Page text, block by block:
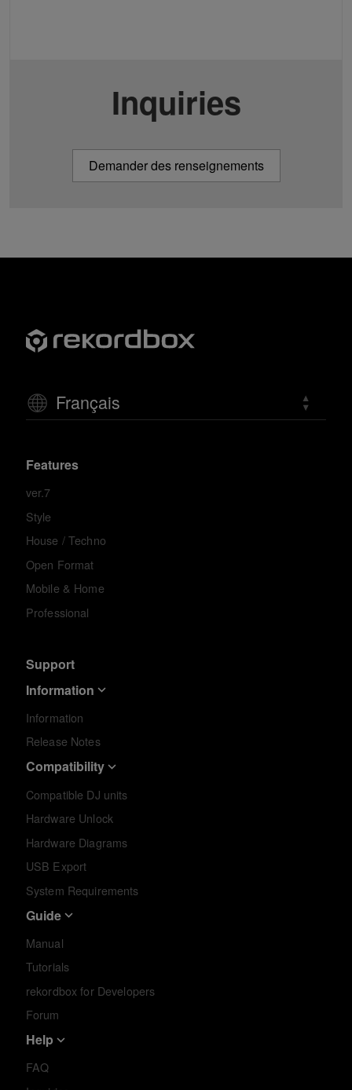
Inquiries
Demander des renseignements
Français
Features
ver.7
Style
House / Techno
Open Format
Mobile & Home
Professional
Support
Information
Information
Release Notes
Compatibility
Compatible DJ units
Hardware Unlock
Hardware Diagrams
USB Export
System Requirements
Guide
Manual
Tutorials
rekordbox for Developers
Forum
Help
FAQ